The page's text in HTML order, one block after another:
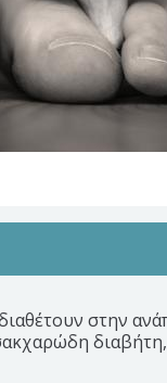
στην